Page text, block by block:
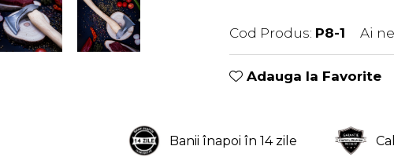
Cod Produs: P8-1 Ai
Adauga la Favorite
Banii înapoi în 14 zile